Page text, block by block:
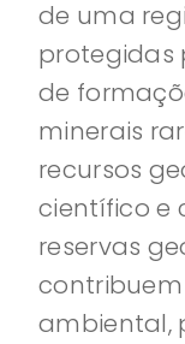
de uma
protegidas
de
minerais
recursos
científico e
reservas
ambiental,